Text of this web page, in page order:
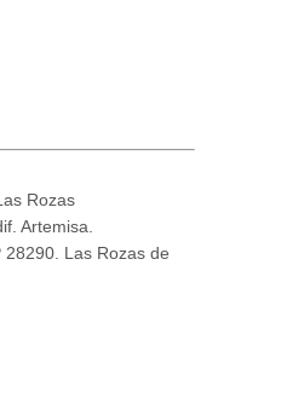
Rozas
Artemisa.
28290. Las Rozas de